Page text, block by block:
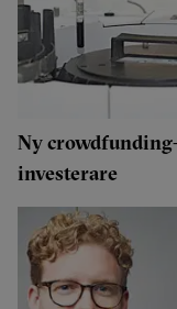
Ny crowdfunding-
investerare